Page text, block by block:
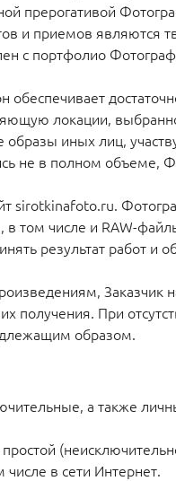
прерогативой
и приемов являются
с портфолио
локации,
образы иных лиц,
не в полном объеме,
sirotkinafoto.ru.
в том числе и RAW-
результат работ и
Заказчик
получения. При
образом.
а также
в сети Интернет.